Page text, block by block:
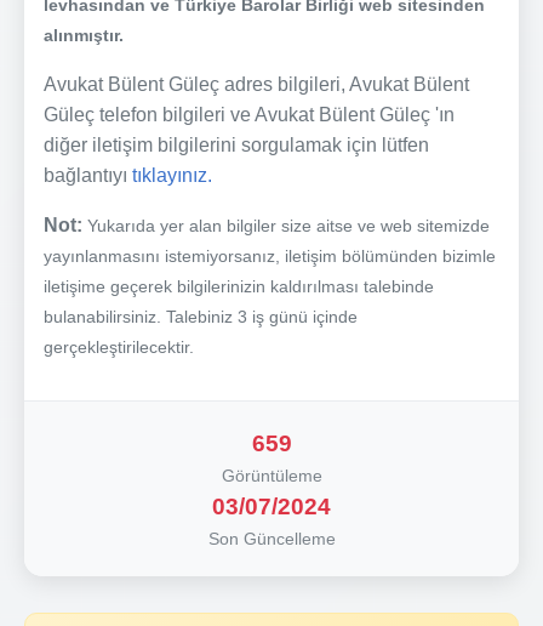
levhasından ve Türkiye Barolar Birliği web sitesinden
alınmıştır.
Avukat Bülent Güleç adres bilgileri, Avukat Bülent
Güleç telefon bilgileri ve Avukat Bülent Güleç 'ın
diğer iletişim bilgilerini sorgulamak için lütfen
bağlantıyı tıklayınız.
Not: Yukarıda yer alan bilgiler size aitse ve web sitemizde
yayınlanmasını istemiyorsanız, iletişim bölümünden bizimle
iletişime geçerek bilgilerinizin kaldırılması talebinde
bulanabilirsiniz. Talebiniz 3 iş günü içinde
gerçekleştirilecektir.
659
Görüntüleme
03/07/2024
Son Güncelleme